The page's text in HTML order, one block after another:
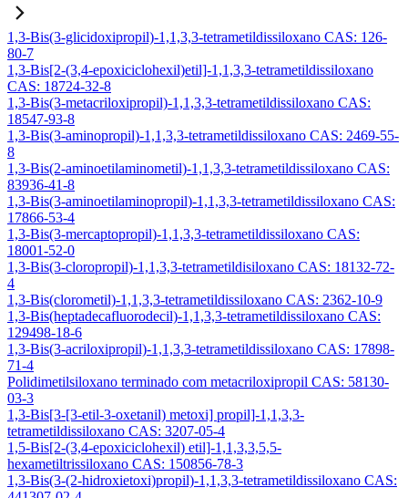
1,3-Bis(3-glicidoxipropil)-1,1,3,3-tetrametildissiloxano CAS: 126-
80-7
1,3-Bis[2-(3,4-epoxiciclohexil)etil]-1,1,3,3-tetrametildissiloxano
CAS: 18724-32-8
1,3-Bis(3-metacriloxipropil)-1,1,3,3-tetrametildissiloxano CAS:
18547-93-8
1,3-Bis(3-aminopropil)-1,1,3,3-tetrametildissiloxano CAS: 2469-55-
8
1,3-Bis(2-aminoetilaminometil)-1,1,3,3-tetrametildissiloxano CAS:
83936-41-8
1,3-Bis(3-aminoetilaminopropil)-1,1,3,3-tetrametildissiloxano CAS:
17866-53-4
1,3-Bis(3-mercaptopropil)-1,1,3,3-tetrametildissiloxano CAS:
18001-52-0
1,3-Bis(3-cloropropil)-1,1,3,3-tetrametildisiloxano CAS: 18132-72-
4
1,3-Bis(clorometil)-1,1,3,3-tetrametildissiloxano CAS: 2362-10-9
1,3-Bis(heptadecafluorodecil)-1,1,3,3-tetrametildissiloxano CAS:
129498-18-6
1,3-Bis(3-acriloxipropil)-1,1,3,3-tetrametildissiloxano CAS: 17898-
71-4
Polidimetilsiloxano terminado com metacriloxipropil CAS: 58130-
03-3
1,3-Bis[3-[3-etil-3-oxetanil) metoxi] propil]-1,1,3,3-
tetrametildissiloxano CAS: 3207-05-4
1,5-Bis[2-(3,4-epoxiciclohexil) etil]-1,1,3,3,5,5-
hexametiltrissiloxano CAS: 150856-78-3
1,3-Bis(3-(2-hidroxietoxi)propil)-1,1,3,3-tetrametildissiloxano CAS: